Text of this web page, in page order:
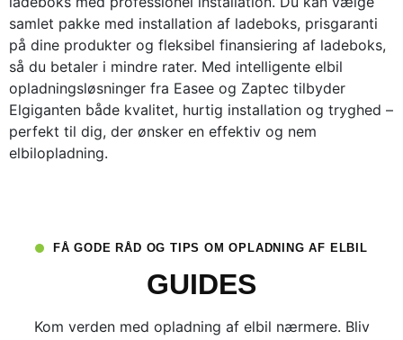
samlet pakke med installation af ladeboks, prisgaranti
på dine produkter og fleksibel finansiering af ladeboks,
så du betaler i mindre rater. Med intelligente elbil
opladningsløsninger fra Easee og Zaptec tilbyder
Elgiganten både kvalitet, hurtig installation og tryghed –
perfekt til dig, der ønsker en effektiv og nem
elbilopladning.
FÅ GODE RÅD OG TIPS OM OPLADNING AF ELBIL
GUIDES
Kom verden med opladning af elbil nærmere. Bliv